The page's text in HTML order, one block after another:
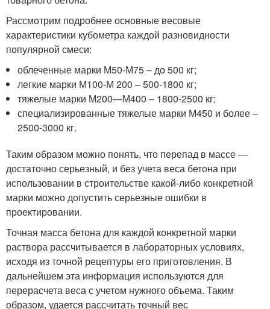
Рассмотрим подробнее основные весовые
характеристики кубометра каждой разновидности
популярной смеси:
облеченные марки М50-М75 – до 500 кг;
легкие марки М100-М 200 – 500-1800 кг;
тяжелые марки М200—М400 – 1800-2500 кг;
специализированные тяжелые марки М450 и более –
2500-3000 кг.
Таким образом можно понять, что перепад в массе —
достаточно серьезный, и без учета веса бетона при
использовании в строительстве какой-либо конкретной
марки можно допустить серьезные ошибки в
проектировании.
Точная масса бетона для каждой конкретной марки
раствора рассчитывается в лабораторных условиях,
исходя из точной рецептуры его приготовления. В
дальнейшем эта информация используются для
перерасчета веса с учетом нужного объема. Таким
образом, удается рассчитать точный вес